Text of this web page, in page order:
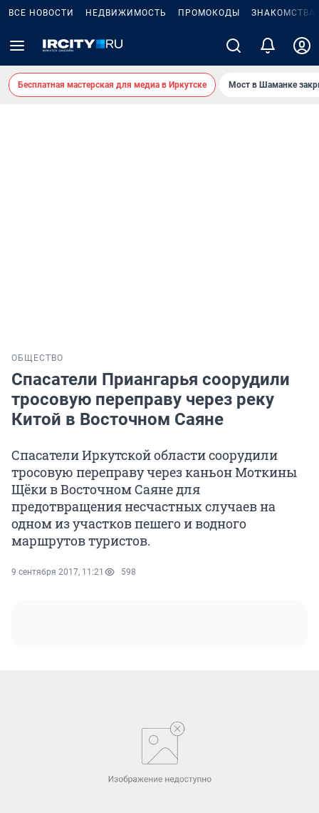
ВСЕ НОВОСТИ НЕДВИЖИМОСТЬ ПРОМОКОДЫ ЗНАКОМСТВА
Бесплатная мастерская для медиа в Иркутске Мост в Шаманке
ОБЩЕСТВО
Спасатели Приангарья соорудили
тросовую переправу через реку
Китой в Восточном Саяне
Спасатели Иркутской области соорудили
тросовую переправу через каньон Моткины
Щёки в Восточном Саяне для
предотвращения несчастных случаев на
одном из участков пешего и водного
маршрутов туристов.
9 сентября 2017, 11:21 598